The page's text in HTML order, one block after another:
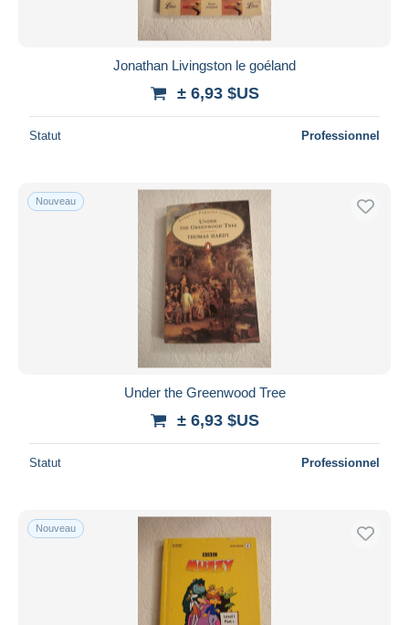
Jonathan Livingston le goéland
± 6,93 $US
Statut Professionnel
Nouveau
Under the Greenwood Tree
± 6,93 $US
Statut Professionnel
Nouveau